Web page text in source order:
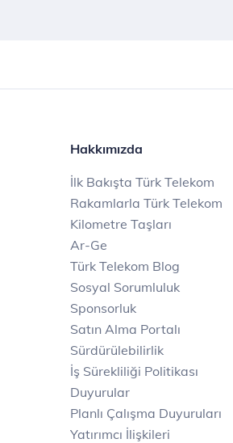
Hakkımızda
İlk Bakışta Türk Telekom
Rakamlarla Türk Telekom
Kilometre Taşları
Ar-Ge
Türk Telekom Blog
Sosyal Sorumluluk
Sponsorluk
Satın Alma Portalı
Sürdürülebilirlik
İş Sürekliliği Politikası
Duyurular
Planlı Çalışma Duyuruları
Yatırımcı İlişkileri